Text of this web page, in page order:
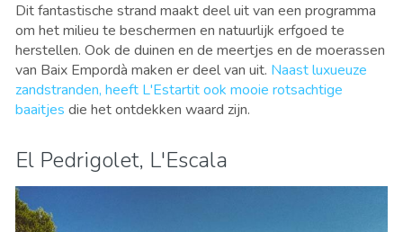
Dit fantastische strand maakt deel uit van een programma
om het milieu te beschermen en natuurlijk erfgoed te
herstellen. Ook de duinen en de meertjes en de moerassen
van Baix Empordà maken er deel van uit. Naast luxueuze
zandstranden, heeft L'Estartit ook mooie rotsachtige
baaitjes die het ontdekken waard zijn.
El Pedrigolet, L'Escala